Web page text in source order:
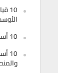
10 أسماء تعيد تشكيل اللوجستيات الذكية في الخليج